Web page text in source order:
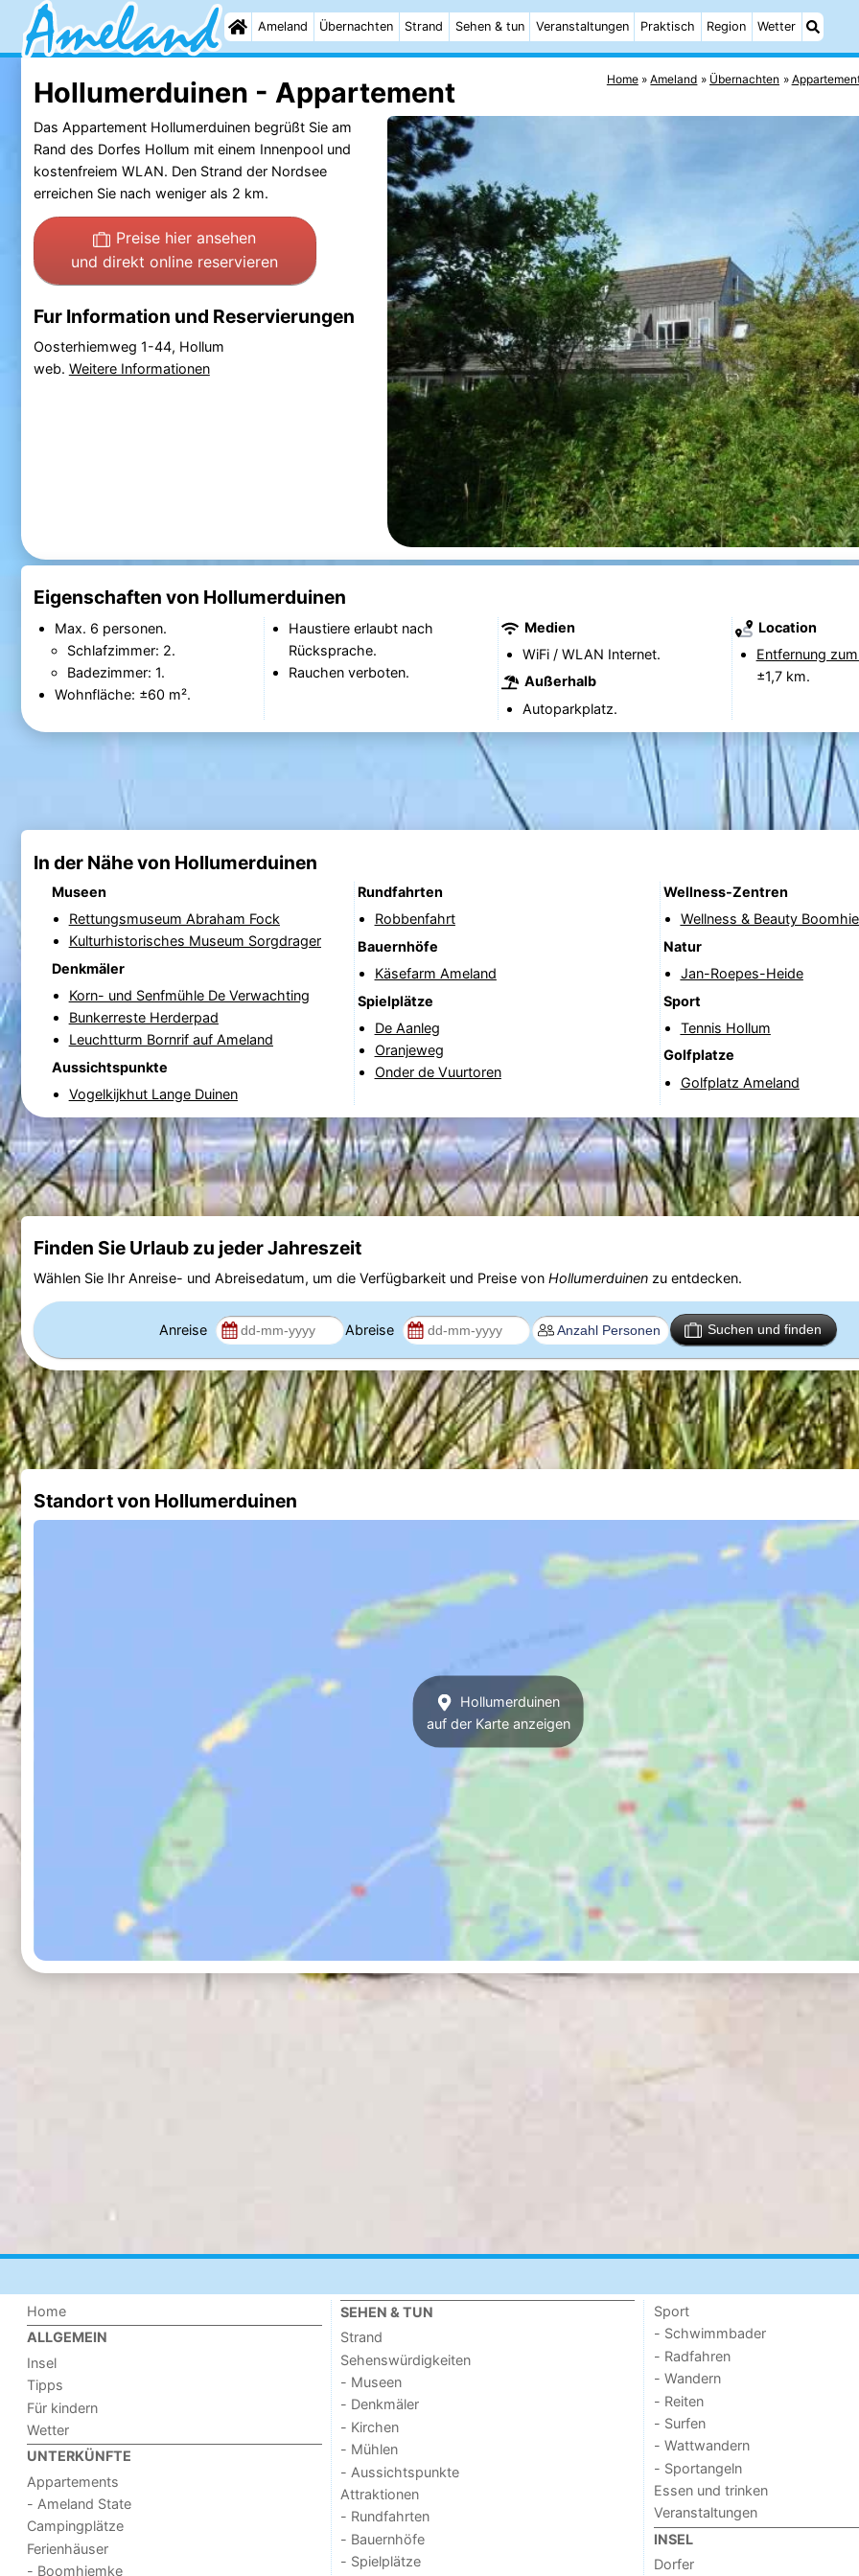
Ameland Übernachten Strand Sehen & tun Veranstaltungen Praktisch Region Wetter
Home Ameland Übernachten
Hollumerduinen - Appartement
Das Appartement Hollumerduinen begrüßt Sie am
Rand des Dorfes Hollum mit einem Innenpool und
kostenfreiem WLAN. Den Strand der Nordsee
erreichen Sie nach weniger als 2 km.
Preise hier ansehen
und direkt online reservieren
Fur Information und Reservierungen
Oosterhiemweg 1-44, Hollum
web. Weitere Informationen
Eigenschaften von Hollumerduinen
Max. 6 personen.
Schlafzimmer: 2.
Badezimmer: 1.
Wohnfläche: ±60 m².
Haustiere erlaubt nach
Rücksprache.
Rauchen verboten.
Medien
WiFi / WLAN Internet.
Außerhalb
Autoparkplatz.
Location
Entfernung
±1,7 km.
In der Nähe von Hollumerduinen
Museen
Rettungsmuseum Abraham Fock
Kulturhistorisches Museum Sorgdrager
Denkmäler
Korn- und Senfmühle De Verwachting
Bunkerreste Herderpad
Leuchtturm Bornrif auf Ameland
Aussichtspunkte
Vogelkijkhut Lange Duinen
Rundfahrten
Robbenfahrt
Bauernhöfe
Käsefarm Ameland
Spielplätze
De Aanleg
Oranjeweg
Onder de Vuurtoren
Wellness-Zentren
Wellness & Beauty
Natur
Jan-Roepes-Heide
Sport
Tennis Hollum
Golfplatze
Golfplatz Ameland
Finden Sie Urlaub zu jeder Jahreszeit
Wählen Sie Ihr Anreise- und Abreisedatum, um die Verfügbarkeit und Preise von Hollumerduinenzu entdecken.
Anreise Abreise Suchen und finden
Standort von Hollumerduinen
Hollumerduinen
auf der Karte anzeigen
Home
ALLGEMEIN
Insel
Tipps
Für kindern
Wetter
UNTERKÜNFTE
Appartements
- Ameland State
Campingplätze
Ferienhäuser
- Boomhiemke
SEHEN & TUN
Strand
Sehenswürdigkeiten
- Museen
- Denkmäler
- Kirchen
- Mühlen
- Aussichtspunkte
Attraktionen
- Rundfahrten
- Bauernhöfe
- Spielplätze
Sport
- Schwimmbader
- Radfahren
- Wandern
- Reiten
- Surfen
- Wattwandern
- Sportangeln
Essen und trinken
Veranstaltungen
INSEL
Dorfer